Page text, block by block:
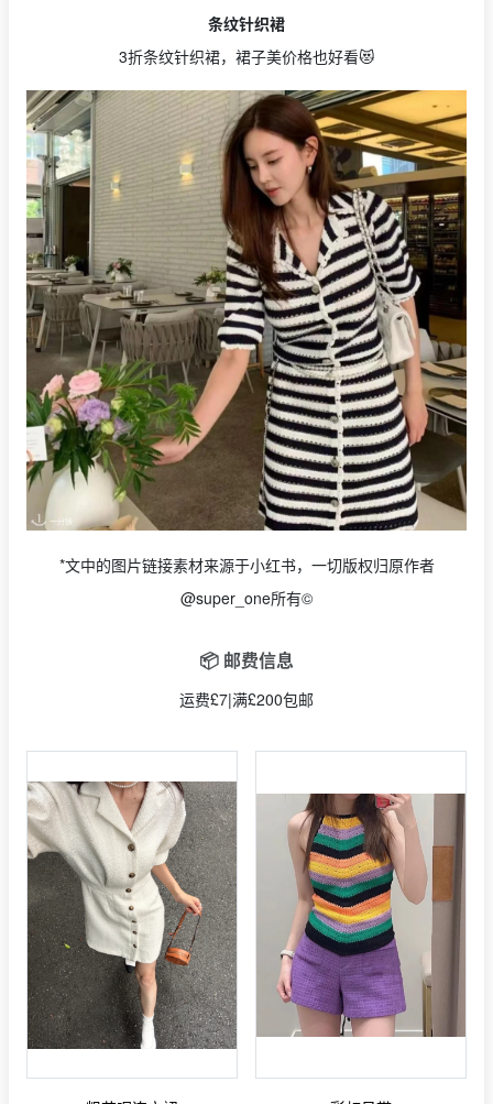
条纹针织裙
3折条纹针织裙，裙子美价格也好看😻
*文中的图片链接素材来源于小红书，一切版权归原作者
@super_one所有©
📦 邮费信息
运费£7|满£200包邮